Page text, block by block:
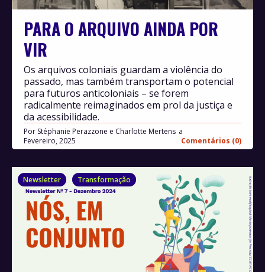
PARA O ARQUIVO AINDA POR
VIR
Por Stéphanie Perazzone e Charlotte Mertens
Fevereiro, 2025
Comentários (0)
Os arquivos coloniais guardam a violência do
passado, mas também transportam o potencial
para futuros anticoloniais – se forem
radicalmente reimaginados em prol da justiça e
da acessibilidade.
Newsletter Transformação